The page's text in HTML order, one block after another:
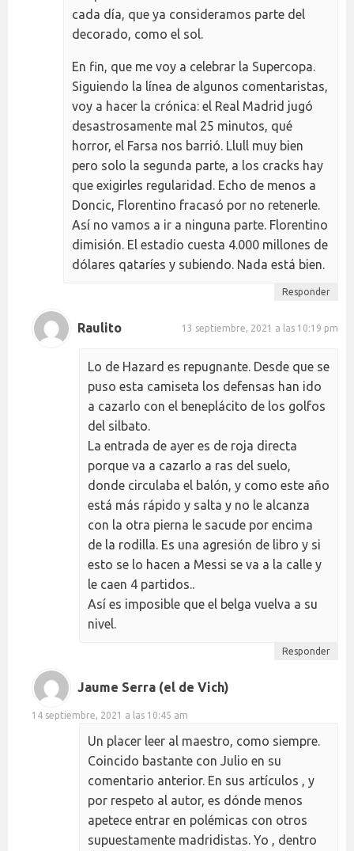
cada día, que ya consideramos parte del
decorado, como el sol.
En fin, que me voy a celebrar la Supercopa.
Siguiendo la línea de algunos comentaristas,
voy a hacer la crónica: el Real Madrid jugó
desastrosamente mal 25 minutos, qué
horror, el Farsa nos barrió. Llull muy bien
pero solo la segunda parte, a los cracks hay
que exigirles regularidad. Echo de menos a
Doncic, Florentino fracasó por no retenerle.
Así no vamos a ir a ninguna parte. Florentino
dimisión. El estadio cuesta 4.000 millones de
dólares qataríes y subiendo. Nada está bien.
Responder
Raulito 13 septiembre, 2021 a las 10:19 pm
Lo de Hazard es repugnante. Desde que se
puso esta camiseta los defensas han ido
a cazarlo con el beneplácito de los golfos
del silbato.
La entrada de ayer es de roja directa
porque va a cazarlo a ras del suelo,
donde circulaba el balón, y como este año
está más rápido y salta y no le alcanza
con la otra pierna le sacude por encima
de la rodilla. Es una agresión de libro y si
esto se lo hacen a Messi se va a la calle y
le caen 4 partidos..
Así es imposible que el belga vuelva a su
nivel.
Responder
Jaume Serra (el de Vich)
14 septiembre, 2021 a las 10:45 am
Un placer leer al maestro, como siempre.
Coincido bastante con Julio en su
comentario anterior. En sus artículos , y
por respeto al autor, es dónde menos
apetece entrar en polémicas con otros
supuestamente madridistas. Yo , dentro